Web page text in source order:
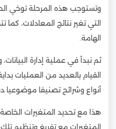
وتستوجب هذه المرحلة توخي
التي تغير نتائج المعادلات،
الهامة.
ثم نبدأ في عملية إدارة
القيام بالعديد من العمليات
أنواع وشرائح تصنيفا موضوعيا
هذا مع تحديد المتغيرات الخاصة
المتغيرات مع تفريغ وتنظيم تلك